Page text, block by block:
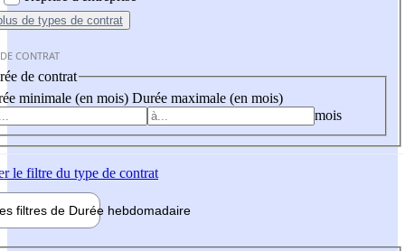
de types de contrat
CONTRAT
de contrat
minimale (en mois) Durée maximale (en mois)
mois
le filtre du type de contrat
filtres de Durée hebdomadaire